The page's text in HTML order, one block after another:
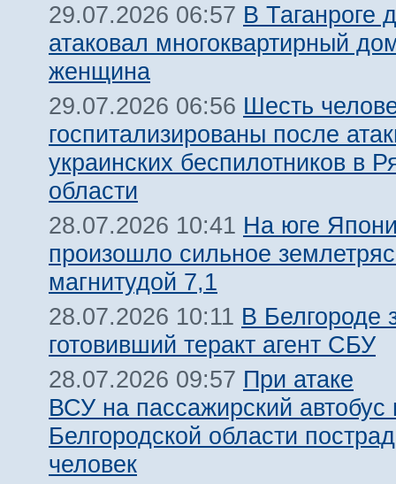
29.07.2026 06:57 В Таганроге
атаковал многоквартирный
женщина
29.07.2026 06:56 Шесть
госпитализированы после
украинских беспилотников в
области
28.07.2026 10:41 На юге
произошло сильное
магнитудой 7,1
28.07.2026 10:11 В Белгороде
готовивший теракт агент СБУ
28.07.2026 09:57 При атаке
ВСУ на пассажирский автобус
Белгородской области
человек